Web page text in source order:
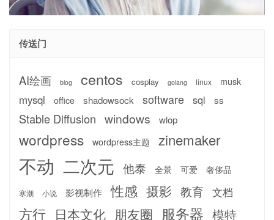
传送门
AI绘画 blog centos cosplay golang linux musk
mysql office shadowsock software sql ss
Stable Diffusion windows wlop
wordpress wordpress主题 zinemaker
不动 二次元 他泰 全景 可爱 奢侈品
寒潮 小说 影视制作 性感 摄影 教育 文档
方行 日本文化 朋友圈 服务器 模特